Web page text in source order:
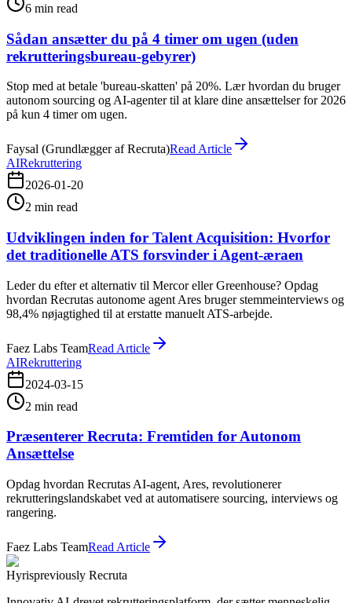
6 min read
Sådan ansætter du på 4 timer om ugen (uden
rekrutteringsbureau-gebyrer)
Stop med at betale 'bureau-skatten' på 20%. Lær hvordan du bruger
autonom sourcing og AI-agenter til at klare dine ansættelser for 2026
på kun 4 timer om ugen.
Faysal (Grundlægger af Recruta)Read Article
AIRekruttering
2026-01-20
2 min read
Udviklingen inden for Talent Acquisition: Hvorfor
det traditionelle ATS forsvinder i Agent-æraen
Leder du efter et alternativ til Mercor eller Greenhouse? Opdag
hvordan Recrutas autonome agent Ares bruger stemmeinterviews og
98,4% nøjagtighed til at erstatte manuelt ATS-arbejde.
Faez Labs TeamRead Article
AIRekruttering
2024-03-15
2 min read
Præsenterer Recruta: Fremtiden for Autonom
Ansættelse
Opdag hvordan Recrutas AI-agent, Ares, revolutionerer
rekrutteringslandskabet ved at automatisere sourcing, interviews og
rangering.
Faez Labs TeamRead Article
Hyrispreviously Recruta